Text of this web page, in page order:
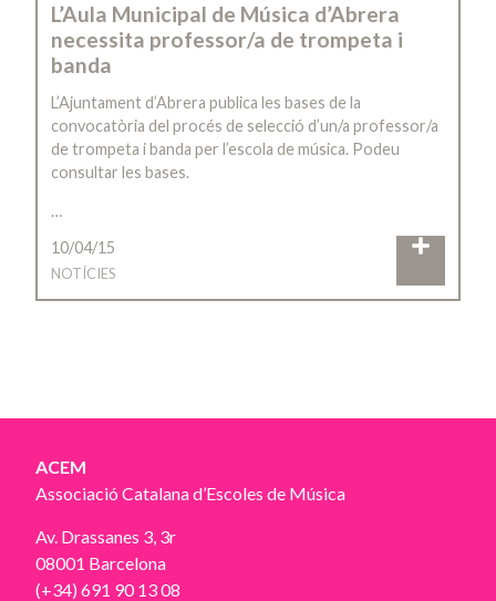
L’Aula Municipal de Música d’Abrera
necessita professor/a de trompeta i
banda
L’Ajuntament d’Abrera publica les bases de la
convocatòria del procés de selecció d’un/a professor/a
de trompeta i banda per l’escola de música. Podeu
consultar les bases.
…
10/04/15
NOTÍCIES
ACEM
Associació Catalana d’Escoles de Música
Av. Drassanes 3, 3r
08001 Barcelona
(+34) 691 90 13 08